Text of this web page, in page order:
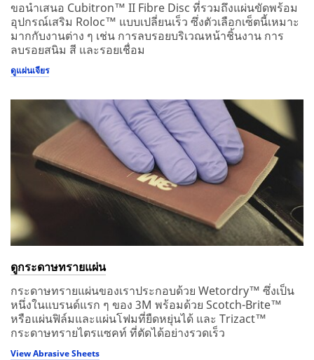
ขอนำเสนอ Cubitron™ II Fibre Disc ที่รวมถึงแผ่นขัดพร้อม
อุปกรณ์เสริม Roloc™ แบบเปลี่ยนเร็ว ซึ่งตัวเลือกเซ็ตนี้เหมาะ
มากกับงานต่าง ๆ เช่น การลบรอยบริเวณหน้าชิ้นงาน การ
ลบรอยสนิม สี และรอยเชื่อม
ดูแผ่นเจียร
ดูกระดาษทรายแผ่น
กระดาษทรายแผ่นของเราประกอบด้วย Wetordry™ ซึ่งเป็น
หนึ่งในแบรนด์แรก ๆ ของ 3M พร้อมด้วย Scotch-Brite™
หรือแผ่นฟิล์มและแผ่นโฟมที่ยืดหยุ่นได้ และ Trizact™
กระดาษทรายไตรแซคท์ ที่ตัดได้อย่างรวดเร็ว
View Abrasive Sheets